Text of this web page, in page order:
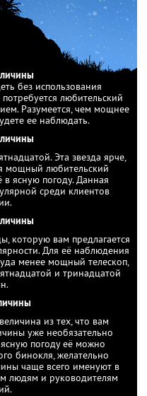
без использования
любительский
Разумеется, чем мощнее
ее наблюдать.
Эта звезда ярче,
мощный любительский
в ясную погоду. Данная
среди клиентов
которую вам предлагается
Для её наблюдения
менее мощный телескоп,
и тринадцатой
из тех, что вам
уже необязательно
ясную погоду её можно
бинокля, желательно
чаще всего именуют в
людям и руководителям